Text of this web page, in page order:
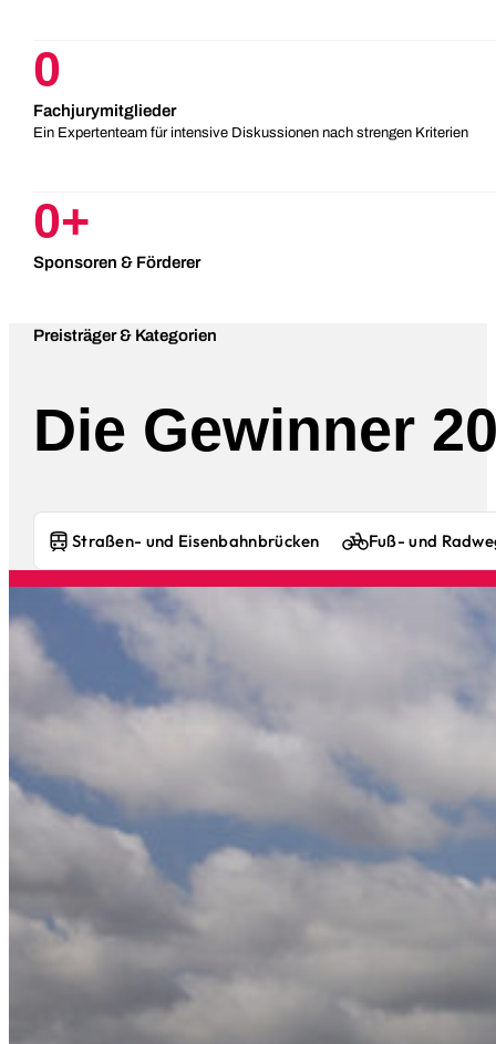
0
Fachjurymitglieder
Ein Expertenteam für intensive Diskussionen nach strengen Kriterien
0+
Sponsoren & Förderer
Preisträger & Kategorien
Die Gewinner
Straßen- und Eisenbahnbrücken Fuß- und